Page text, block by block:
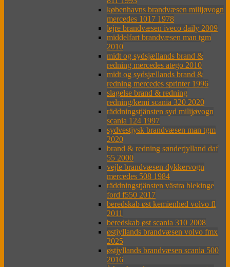
københavns brandvæsen milijøvogn
mercedes 1017 1978
lejre brandvæsen iveco daily 2009
middelfart brandvæsen man tgm
2010
midt og sydsjællands brand &
redning mercedes atego 2010
midt og sydsjællands brand &
redning mercedes sprinter 1996
slagelse brand & redning
redning/kemi scania 320 2020
räddningstjänsten syd milijøvogn
scania 124 1997
sydvestjysk brandvæsen man tgm
2020
brand & redning sønderjylland daf
55 2000
vejle brandvæsen dykkervogn
mercedes 508 1984
räddningstjänsten västra blekinge
ford f550 2017
beredskab øst kemienhed volvo fl
2011
beredskab øst scania 310 2008
østjyllands brandvæsen volvo fmx
2025
østjyllands brandvæsen scania 500
2016